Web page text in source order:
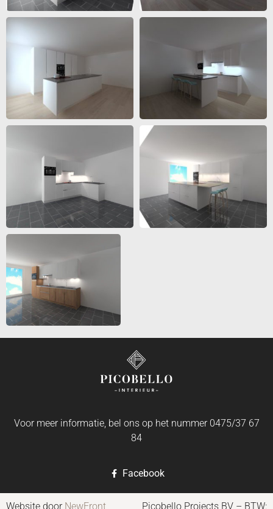
Voor meer informatie, bel ons op het nummer 0475/37 67
84
Facebook
Website door NewFront Picobello Projects BV – BTW: